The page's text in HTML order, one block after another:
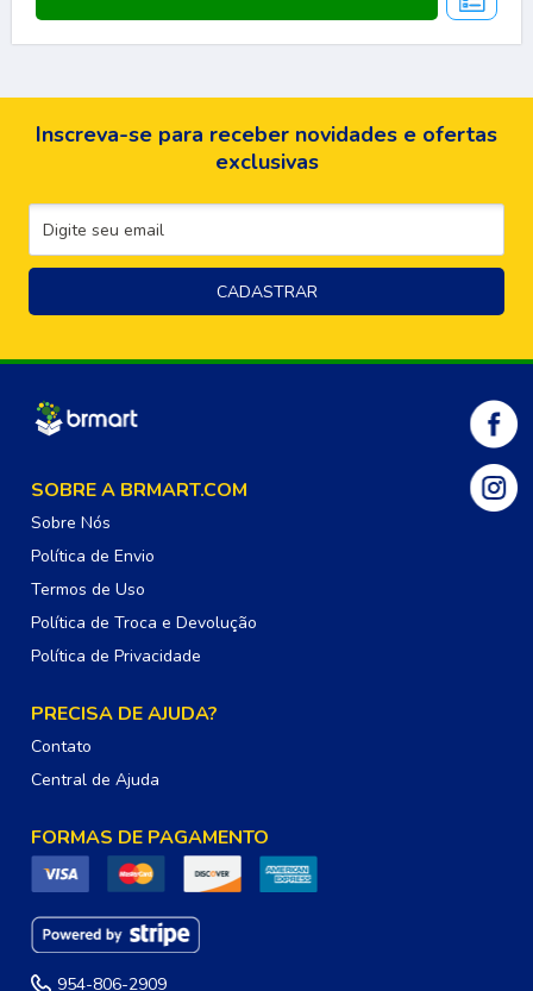
Inscreva-se para receber novidades e ofertas
exclusivas
SOBRE A BRMART.COM
Sobre Nós
Política de Envio
Termos de Uso
Política de Troca e Devolução
Política de Privacidade
PRECISA DE AJUDA?
Contato
Central de Ajuda
FORMAS DE PAGAMENTO
954-806-2909